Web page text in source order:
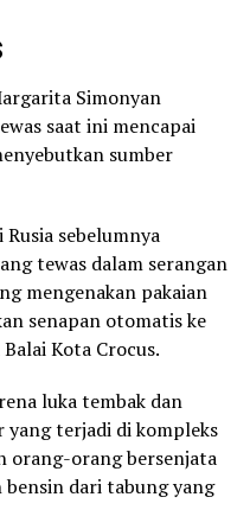
Simonyan
saat ini mencapai
sumber
sebelumnya
tewas dalam serangan
mengenakan pakaian
senapan otomatis ke
Kota Crocus.
luka tembak dan
yang terjadi di kompleks
orang-orang bersenjata
bensin dari tabung yang